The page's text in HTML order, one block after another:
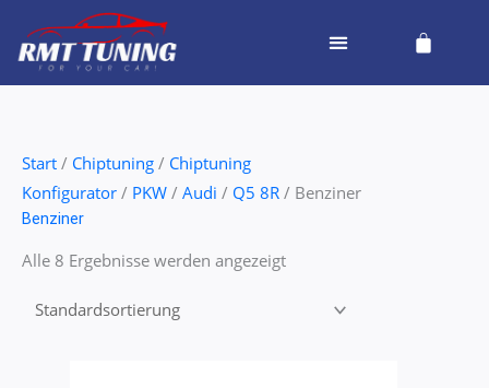
Inhalt
springen
Cart
Start / Chiptuning / Chiptuning
Konfigurator / PKW / Audi / Q5 8R / Benziner
Benziner
Alle 8 Ergebnisse werden angezeigt